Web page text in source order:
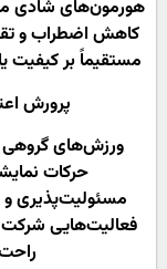
هورمون‌های شادی
کاهش اضطراب و
مستقیماً بر کیفیت
پرورش
ورزش‌های گروهی
حرکات
مسئولیت‌پذیری
فعالیت‌هایی شرکت